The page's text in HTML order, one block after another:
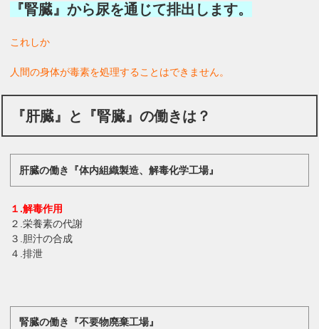
『腎臓』から尿を通じて排出します。
これしか
人間の身体が毒素を処理することはできません。
『肝臓』と『腎臓』の働きは？
肝臓の働き『体内組織製造、解毒化学工場』
１.解毒作用
２.栄養素の代謝
３.胆汁の合成
４.排泄
腎臓の働き『不要物廃棄工場』